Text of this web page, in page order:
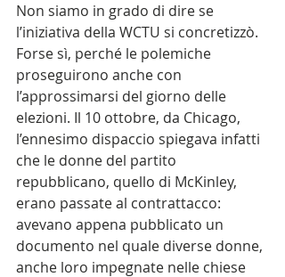
Non siamo in grado di dire se
l’iniziativa della WCTU si concretizzò.
Forse sì, perché le polemiche
proseguirono anche con
l’approssimarsi del giorno delle
elezioni. Il 10 ottobre, da Chicago,
l’ennesimo dispaccio spiegava infatti
che le donne del partito
repubblicano, quello di McKinley,
erano passate al contrattacco:
avevano appena pubblicato un
documento nel quale diverse donne,
anche loro impegnate nelle chiese